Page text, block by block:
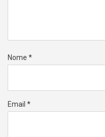
Nome *
Email *